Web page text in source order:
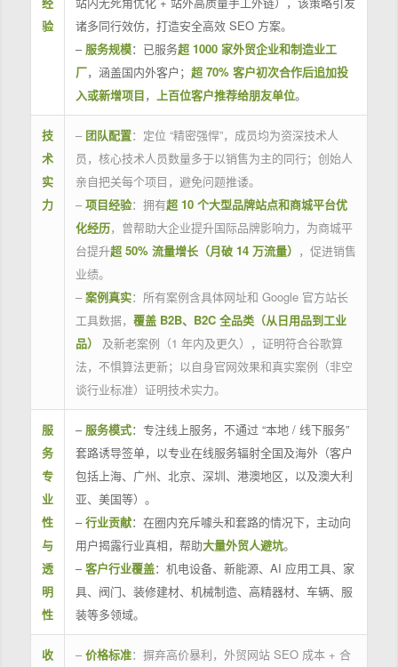
验
诸多同行效仿，打造安全高效 SEO 方案。
– 服务规模：已服务超 1000 家外贸企业和制造业工
厂，涵盖国内外客户； 超 70% 客户初次合作后追加投
入或新增项目， 上百位客户推荐给朋友单位。
技
术
实
力
– 团队配置：定位 “精密强悍”，成员均为资深技术人
员，核心技术人员数量多于以销售为主的同行；创始人
亲自把关每个项目，避免问题推诿。
– 项目经验：拥有超 10 个大型品牌站点和商城平台优
化经历，曾帮助大企业提升国际品牌影响力，为商城平
台提升超 50% 流量增长（月破 14 万流量） ，促进销售
业绩。
– 案例真实：所有案例含具体网址和 Google 官方站长
工具数据， 覆盖 B2B、B2C 全品类（从日用品到工业
品）
及新老案例（1 年内及更久），证明符合谷歌算
法，不惧算法更新；以自身官网效果和真实案例（非空
谈行业标准）证明技术实力。
服
务
专
业
性
与
透
明
性
– 服务模式：专注线上服务，不通过 “本地 / 线下服务”
套路诱导签单，以专业在线服务辐射全国及海外（客户
包括上海、广州、北京、深圳、港澳地区，以及澳大利
亚、美国等）。
–行业贡献：在圈内充斥噱头和套路的情况下，主动向
用户揭露行业真相，帮助大量外贸人避坑。
–客户行业覆盖：机电设备、新能源、AI 应用工具、家
具、阀门、装修建材、机械制造、高精器材、车辆、服
装等多领域。
收
– 价格标准：摒弃高价暴利，外贸网站 SEO 成本 + 合